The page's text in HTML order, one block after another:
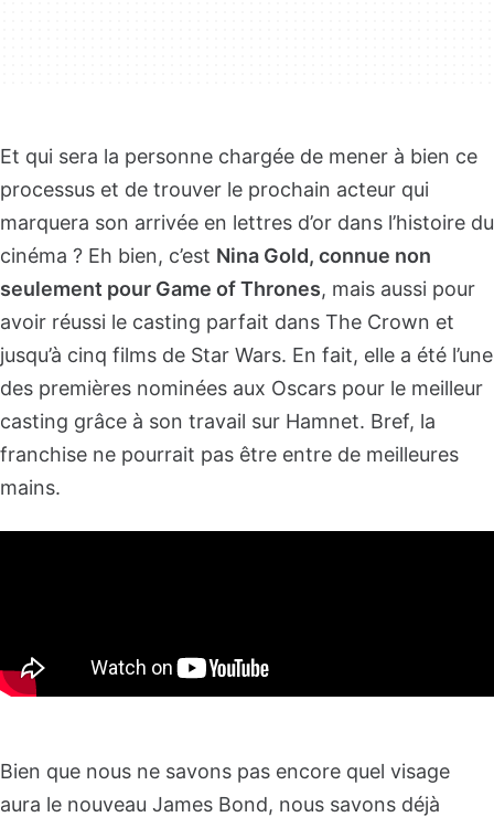
Et qui sera la personne chargée de mener à bien ce
processus et de trouver le prochain acteur qui
marquera son arrivée en lettres d’or dans l’histoire du
cinéma ? Eh bien, c’est Nina Gold, connue non
seulement pour Game of Thrones, mais aussi pour
avoir réussi le casting parfait dans The Crown et
jusqu’à cinq films de Star Wars. En fait, elle a été l’une
des premières nominées aux Oscars pour le meilleur
casting grâce à son travail sur Hamnet. Bref, la
franchise ne pourrait pas être entre de meilleures
mains.
Bien que nous ne savons pas encore quel visage
aura le nouveau James Bond, nous savons déjà